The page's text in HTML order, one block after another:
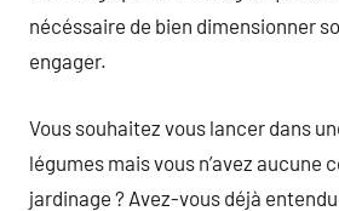
nécéssaire de bien dimensionner
engager.
Vous souhaitez vous lancer dans
légumes mais vous n’avez aucune
jardinage ? Avez-vous déjà